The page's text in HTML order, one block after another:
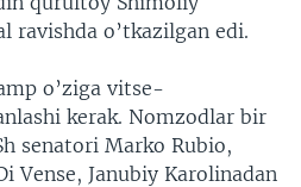
ravishda o’tkazilgan edi.
o’ziga vitse-
kerak. Nomzodlar bir
senatori Marko Rubio,
Vense, Janubiy Karolinadan